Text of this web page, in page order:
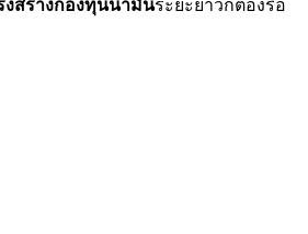
งสร้างกองทุนน้ำมันระยะยาวก็ต้องรื้อ